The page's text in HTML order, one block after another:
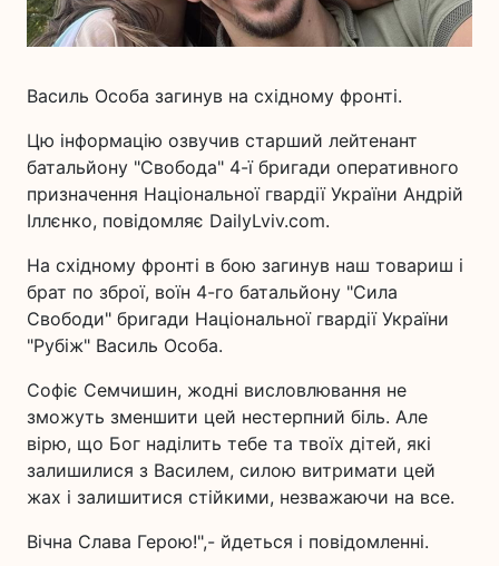
Василь Особа загинув на східному фронті.
Цю інформацію озвучив старший лейтенант
батальйону "Свобода" 4-ї бригади оперативного
призначення Національної гвардії України Андрій
Іллєнко, повідомляє DailyLviv.com.
На східному фронті в бою загинув наш товариш і
брат по зброї, воїн 4-го батальйону "Сила
Свободи" бригади Національної гвардії України
"Рубіж" Василь Особа.
Софіє Семчишин, жодні висловлювання не
зможуть зменшити цей нестерпний біль. Але
вірю, що Бог наділить тебе та твоїх дітей, які
залишилися з Василем, силою витримати цей
жах і залишитися стійкими, незважаючи на все.
Вічна Слава Герою!",- йдеться і повідомленні.